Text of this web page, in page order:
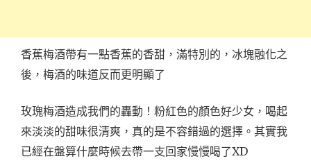
香蕉梅酒帶有一點香蕉的香甜，滿特別的，冰塊融化之
後，梅酒的味道反而更明顯了
玫瑰梅酒造成我們的轟動！粉紅色的顏色好少女，喝起
來淡淡的甜味很清爽，真的是不容錯過的選擇。其實我
已經在盤算什麼時候去帶一支回家慢慢喝了XD